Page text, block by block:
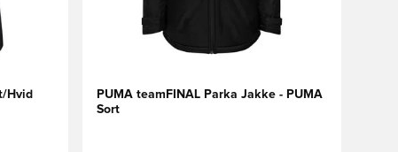
Hvid
PUMA teamFINAL Parka Jakke - PUMA
Sort